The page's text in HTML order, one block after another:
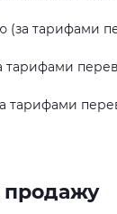
(за тарифами
тарифами
тарифами
продажу